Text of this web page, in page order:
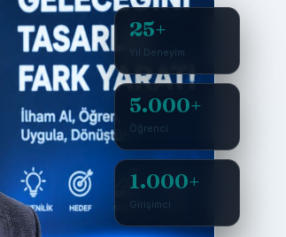
25+
Yıl Deneyim
5.000+
Öğrenci
1.000+
Girişimci